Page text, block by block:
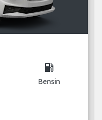
local_gas_station
Bensin